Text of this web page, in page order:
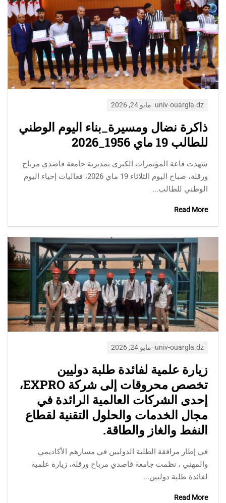
univ-ouargla.dz مايو 24, 2026
ذاكرة نضال ومسيرة_بناء اليوم الوطني
للطالب 19 ماي 1956_2026
شهدت قاعة المؤتمرات الكبرى بمديرية جامعة قاصدي مرباح
ورقلة، صباح اليوم الثلاثاء 19 ماي 2026، فعاليات إحياء اليوم
الوطني للطالب...
Read More
univ-ouargla.dz مايو 24, 2026
زيارة علمية لفائدة طلبة دوليين
تخصص محروقات إلى شركة EXPRO،
إحدى الشركات العالمية الرائدة في
مجال الخدمات والحلول التقنية لقطاع
النفط والغاز والطاقة.
في إطار مرافقة الطلبة الدوليين في مسارهم الأكاديمي
والمهني ، نظمت جامعة قاصدي مرباح ورقلة، زيارة علمية
لفائدة طلبة دوليين...
Read More